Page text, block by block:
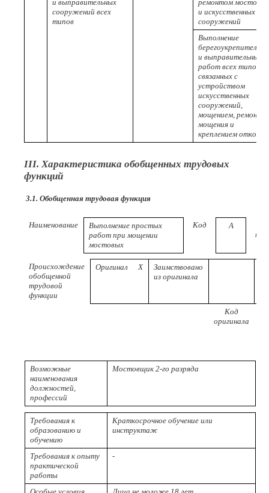
и выправительных
сооружений всех
типов
ремонтом
и искусственных
сооружений
Выполнение
и выправительных
работ всех типов,
связанных с
устройством
искусственных
сооружений,
мощением,
мощения и
креплением откосов
III. Характеристика обобщенных трудовых
функций
3.1. Обобщенная трудовая функция
Наименование
Выполнение простых
работ при мощении
мостовых
Код A
Происхождение
обобщенной
трудовой
функции
Оригинал Х
Заимствовано
из оригинала
Код
оригинала
Возможные
наименования
должностей,
профессий
Мостовщик 2-го разряда
Требования к
образованию и
обучению
Краткосрочное обучение или
инструктаж
Требования к опыту
практической
работы
-